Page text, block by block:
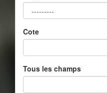
Cote
Tous les champs